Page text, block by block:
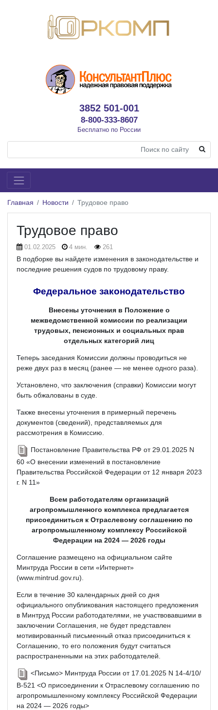
3852 501-001
8-800-333-8607
Бесплатно по России
Главная Новости Трудовое право
Трудовое право
01.02.2025 4 мин. 261
В подборке вы найдете изменения в законодательстве и
последние решения судов по трудовому праву.
Федеральное законодательство
Внесены уточнения в Положение о
межведомственной комиссии по реализации
трудовых, пенсионных и социальных прав
отдельных категорий лиц
Теперь заседания Комиссии должны проводиться не
реже двух раз в месяц (ранее — не менее одного раза).
Установлено, что заключения (справки) Комиссии могут
быть обжалованы в суде.
Также внесены уточнения в примерный перечень
документов (сведений), представляемых для
рассмотрения в Комиссию.
Постановление Правительства РФ от 29.01.2025 N
60 «О внесении изменений в постановление
Правительства Российской Федерации от 12 января 2023
г. N 11»
Всем работодателям организаций
агропромышленного комплекса предлагается
присоединиться к Отраслевому соглашению по
агропромышленному комплексу Российской
Федерации на 2024 — 2026 годы
Соглашение размещено на официальном сайте
Минтруда России в сети «Интернет»
(www.mintrud.gov.ru).
Если в течение 30 календарных дней со дня
официального опубликования настоящего предложения
в Минтруд России работодателями, не участвовавшими в
заключении Соглашения, не будет представлен
мотивированный письменный отказ присоединиться к
Соглашению, то его положения будут считаться
распространенными на этих работодателей.
<Письмо> Минтруда России от 17.01.2025 N 14-4/10/
В-521 <О присоединении к Отраслевому соглашению по
агропромышленному комплексу Российской Федерации
на 2024 — 2026 годы>